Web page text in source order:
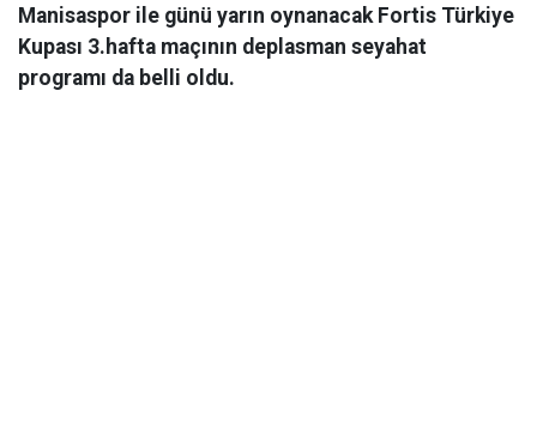
Manisaspor ile günü yarın oynanacak Fortis Türkiye
Kupası 3.hafta maçının deplasman seyahat
programı da belli oldu.